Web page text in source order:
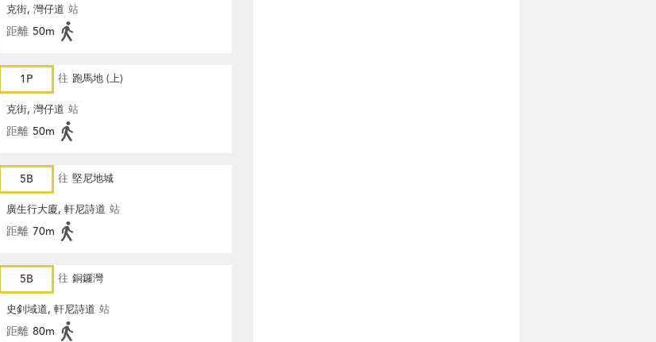
克街, 灣仔道 站
距離 50m
1P 往 跑馬地 (上)
克街, 灣仔道 站
距離 50m
5B 往 堅尼地城
廣生行大廈, 軒尼詩道 站
距離 70m
5B 往 銅鑼灣
史釗域道, 軒尼詩道 站
距離 80m